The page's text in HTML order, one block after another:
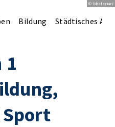
© bbsferrari
Bildung Städtisches
1